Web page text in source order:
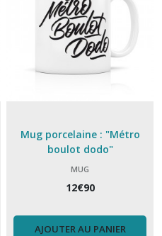
Mug porcelaine : "Métro
boulot dodo"
MUG
12€90
AJOUTER AU PANIER